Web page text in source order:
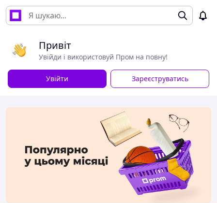
Привіт
Увійди і використовуй Пром на повну!
Увійти Зареєструватись